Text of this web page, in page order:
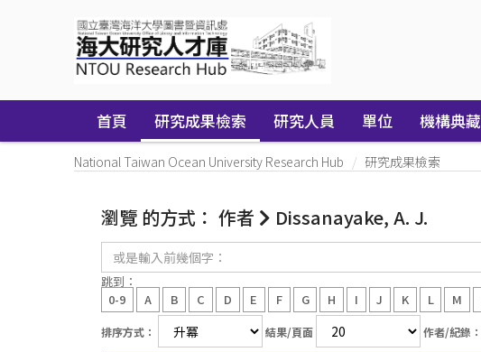
首頁 研究成果檢索 研究人員 單位 機構典藏
National Taiwan Ocean University Research Hub 研究成果檢索
瀏覽 的方式： 作者 Dissanayake, A. J.
或
輸
入
前
幾
跳到：
0-9
A B C D E F G H I J K L M
排序方式： 結果/頁面 作者/紀錄：